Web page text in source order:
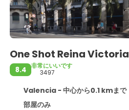
One Shot Reina Victoria
8.4
非常にいいです
3497
Valencia - 中心から0.1 kmまで
部屋のみ